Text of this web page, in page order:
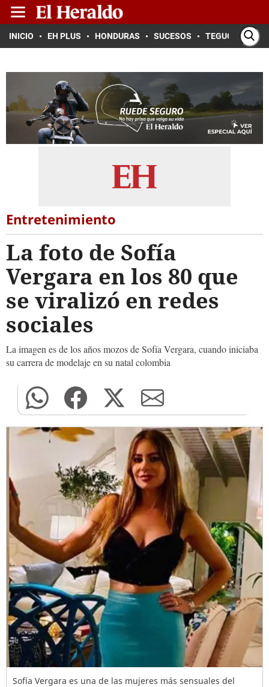
INICIO EH PLUS HONDURAS SUCESOS TEGUCIGALPA
Entretenimiento
La foto de Sofía
Vergara en los 80 que
se viralizó en redes
sociales
La imagen es de los años mozos de Sofía Vergara, cuando iniciaba
su carrera de modelaje en su natal colombia
Sofía Vergara es una de las mujeres más sensuales del